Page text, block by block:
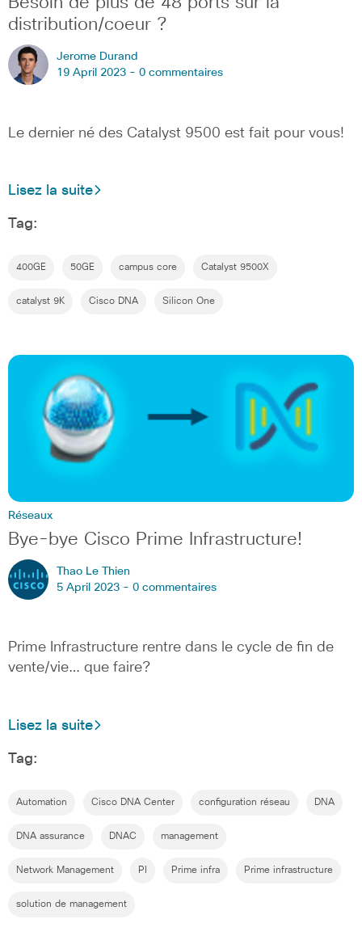
distribution/coeur ?
Jerome Durand
19 April 2023 - 0 commentaires
Le dernier né des Catalyst 9500 est fait pour vous!
Lisez la suite
Tag:
400GE 50GE campus core Catalyst 9500X
catalyst 9K Cisco DNA Silicon One
Réseaux
Bye-bye Cisco Prime Infrastructure!
Thao Le Thien
5 April 2023 - 0 commentaires
Prime Infrastructure rentre dans le cycle de fin de
vente/vie… que faire?
Lisez la suite
Tag:
Automation Cisco DNA Center configuration réseau DNA
DNA assurance DNAC management
Network Management PI Prime infra Prime infrastructure
solution de management